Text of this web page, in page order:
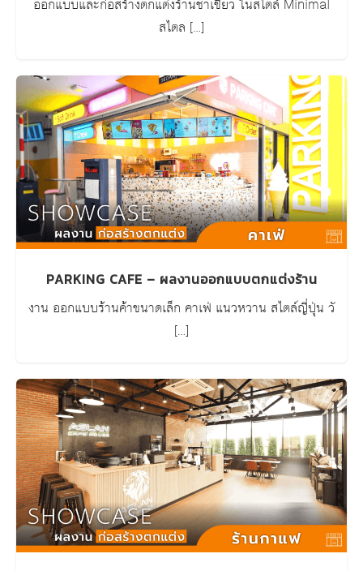
ออกแบบและก่อสร้างตกแต่งร้านชาเขียว ในสไตล์ Minimal
สไตล […]
PARKING CAFE – ผลงานออกแบบตกแต่งร้าน
งาน ออกแบบร้านค้าขนาดเล็ก คาเฟ่ แนวหวาน สไตล์ญี่ปุ่น วั
[…]